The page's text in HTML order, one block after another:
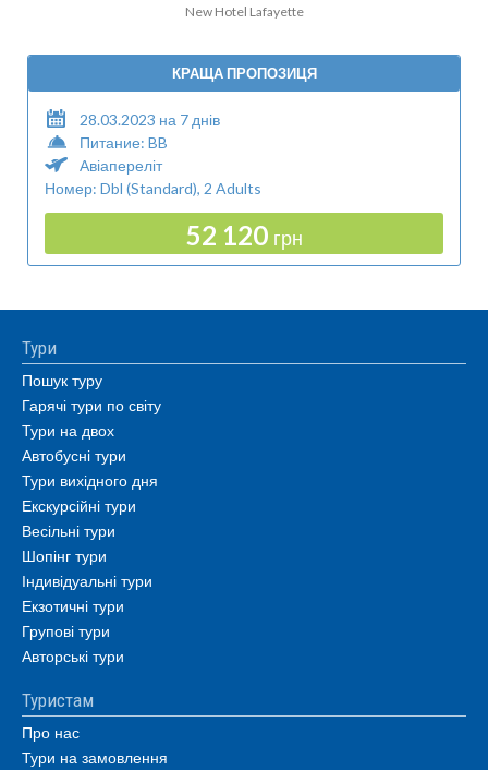
New Hotel Lafayette
КРАЩА ПРОПОЗИЦЯ
28.03.2023 на 7 днів
Питание: BB
Авіапереліт
Номер: Dbl (Standard), 2 Adults
52 120 грн
Тури
Пошук туру
Гарячі тури по світу
Тури на двох
Автобусні тури
Тури вихідного дня
Екскурсійні тури
Весільні тури
Шопінг тури
Індивідуальні тури
Екзотичні тури
Групові тури
Авторські тури
Туристам
Про нас
Тури на замовлення